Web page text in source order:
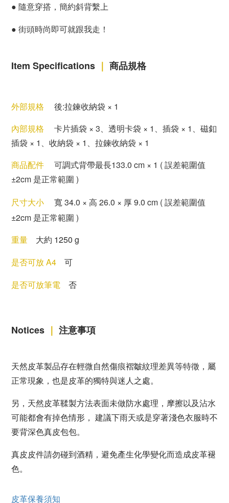
● 隨意穿搭，簡約斜背繫上
● 街頭時尚即可就跟我走！
Item Specifications ｜ 商品規格
外部規格
後:拉鍊收納袋 × 1
內部規格
卡片插袋 × 3、透明卡袋 × 1、插袋 × 1、磁釦
插袋 × 1、收納袋 × 1、拉鍊收納袋 × 1
商品配件
可調式背帶最長133.0 cm × 1 ( 誤差範圍值
±2cm 是正常範圍 )
尺寸大小
寬 34.0 × 高 26.0 × 厚 9.0 cm ( 誤差範圍值
±2cm 是正常範圍 )
重量
大約 1250 g
是否可放 A4
可
是否可放筆電
否
Notices ｜ 注意事項
天然皮革製品存在輕微自然傷痕褶皺紋理差異等特徵，屬
正常現象，也是皮革的獨特與迷人之處。
另，天然皮革鞣製方法表面未做防水處理，摩擦以及沾水
可能都會有掉色情形， 建議下雨天或是穿著淺色衣服時不
要背深色真皮包包。
真皮皮件請勿碰到酒精，避免產生化學變化而造成皮革褪
色。
皮革保養須知